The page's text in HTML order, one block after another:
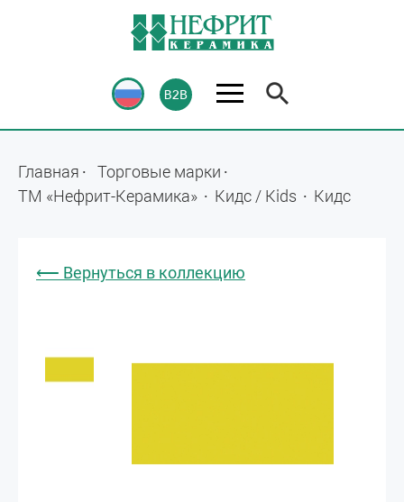
Главная
Торговые марки
ТМ «Нефрит-Керамика»
Кидс / Kids Кидс
⟵ Вернуться в коллекцию